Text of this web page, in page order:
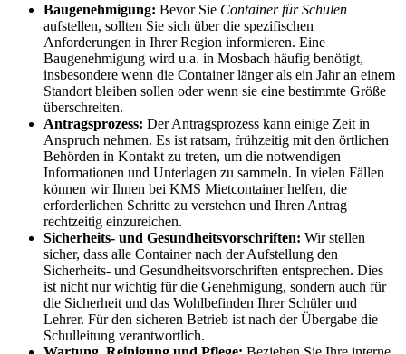
Baugenehmigung: Bevor Sie Container für Schulen
aufstellen, sollten Sie sich über die spezifischen
Anforderungen in Ihrer Region informieren. Eine
Baugenehmigung wird u.a. in Mosbach häufig benötigt,
insbesondere wenn die Container länger als ein Jahr an einem
Standort bleiben sollen oder wenn sie eine bestimmte Größe
überschreiten.
Antragsprozess: Der Antragsprozess kann einige Zeit in
Anspruch nehmen. Es ist ratsam, frühzeitig mit den örtlichen
Behörden in Kontakt zu treten, um die notwendigen
Informationen und Unterlagen zu sammeln. In vielen Fällen
können wir Ihnen bei KMS Mietcontainer helfen, die
erforderlichen Schritte zu verstehen und Ihren Antrag
rechtzeitig einzureichen.
Sicherheits- und Gesundheitsvorschriften: Wir stellen
sicher, dass alle Container nach der Aufstellung den
Sicherheits- und Gesundheitsvorschriften entsprechen. Dies
ist nicht nur wichtig für die Genehmigung, sondern auch für
die Sicherheit und das Wohlbefinden Ihrer Schüler und
Lehrer. Für den sicheren Betrieb ist nach der Übergabe die
Schulleitung verantwortlich.